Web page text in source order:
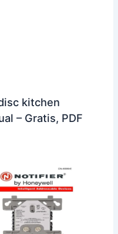
kitchen
– Gratis, PDF